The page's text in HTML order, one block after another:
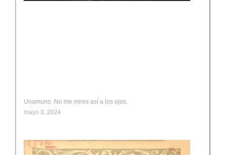
Unamuno. No me mires así a los ojos.
mayo 3, 2024